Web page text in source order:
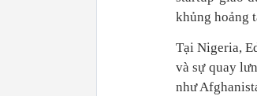
khủng hoảng
Tại Nigeria,
và sự quay
như